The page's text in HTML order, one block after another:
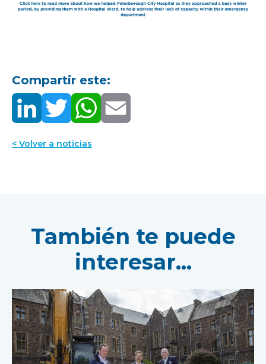
Compartir este:
< Volver a noticias
También te puede
interesar...